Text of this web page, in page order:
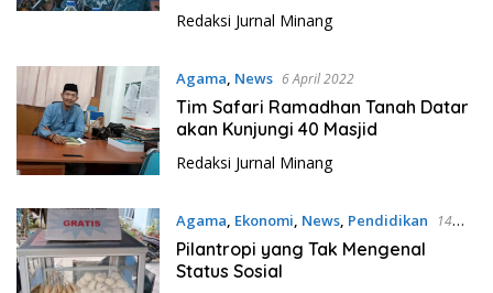
Redaksi Jurnal Minang
Agama, News 6 April 2022
Tim Safari Ramadhan Tanah Datar
akan Kunjungi 40 Masjid
Redaksi Jurnal Minang
Agama, Ekonomi, News, Pendidikan
14
Februari 2022
Pilantropi yang Tak Mengenal
Status Sosial